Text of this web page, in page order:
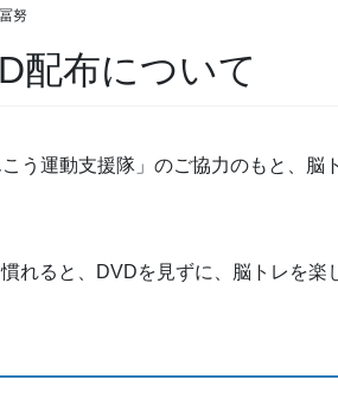
努
配布について
う運動支援隊」のご協力のもと、脳
れると、DVDを見ずに、脳トレを楽